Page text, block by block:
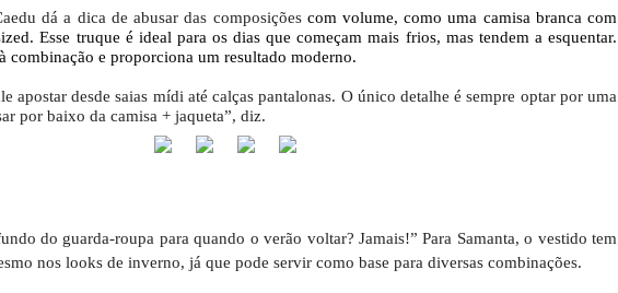
dá a dica de abusar das composiçõescom volume, como uma camisa branca com
Esse truque é ideal para os dias que começam mais frios, mas tendem a esquentar.
combinação e proporciona um resultado moderno.
apostar desde saias mídi até calças pantalonas. O único detalhe é sempre optar por uma
por baixo da camisa + jaqueta”, diz.
do guarda-roupa para quando o verão voltar? Jamais!” Para Samanta, o vestido tem
nos looks de inverno, já que pode servir como base para diversas combinações.